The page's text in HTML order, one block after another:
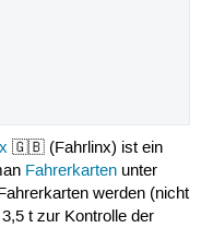
🇬🇧 (Fahrlinx) ist ein
Fahrerkarten unter
werden (nicht
t zur Kontrolle der